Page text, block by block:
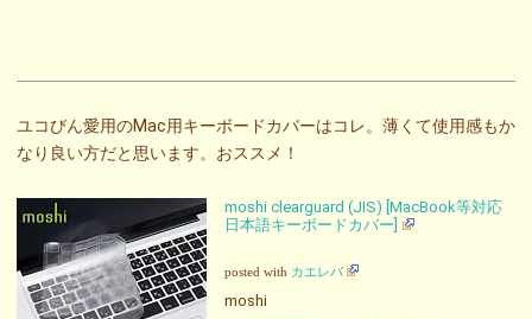
ユコびん愛用のMac用キーボードカバーはコレ。薄くて使用感もか
なり良い方だと思います。おススメ！
moshi clearguard (JIS) [MacBook等対応
日本語キーボードカバー]
posted with カエレバ
moshi